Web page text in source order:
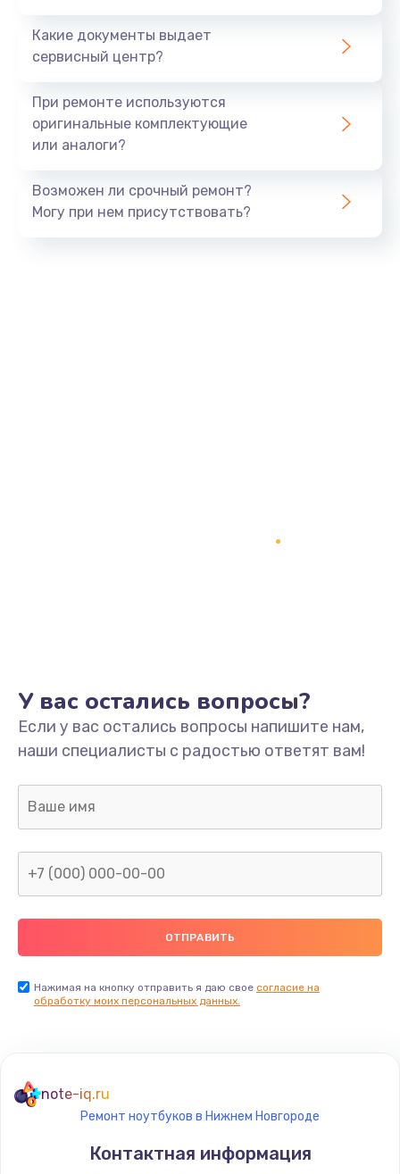
Ремонт микросхемы Wi-Fi
Заказать
Заказать
Замена корпуса
Замена тачпада
1490 руб.
Заказать
Заказать
Чистка от пыли
Какие документы выдает
сервисный центр?
При ремонте используются
оригинальные комплектующие
или аналоги?
Возможен ли срочный ремонт?
Могу при нем присутствовать?
У вас остались вопросы?
Если у вас остались вопросы напишите нам,
наши специалисты с радостью ответят вам!
Нажимая на кнопку отправить я даю свое согласие на
обработку моих персональных данных.
note-iq.ru
Ремонт ноутбуков в Нижнем Новгороде
Контактная информация